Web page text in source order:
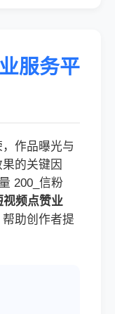
服务平
作品曝光与
的关键因
200_信粉
视频点赞业
助创作者提